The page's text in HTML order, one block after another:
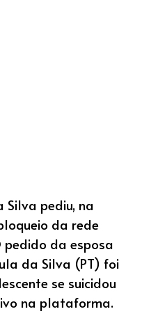
pediu, na
da rede
pedido da esposa
da Silva (PT) foi
se suicidou
na plataforma.